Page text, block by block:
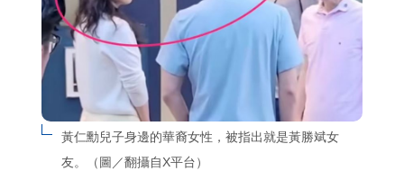
黃仁勳兒子身邊的華裔女性，被指出就是黃勝斌女
友。（圖／翻攝自X平台）